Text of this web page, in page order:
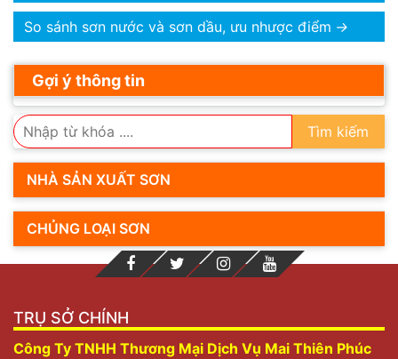
So sánh sơn nước và sơn dầu, ưu nhược điểm →
Gợi ý thông tin
Tìm kiếm
NHÀ SẢN XUẤT SƠN
CHỦNG LOẠI SƠN
TRỤ SỞ CHÍNH
Công Ty TNHH Thương Mại Dịch Vụ Mai Thiên Phúc